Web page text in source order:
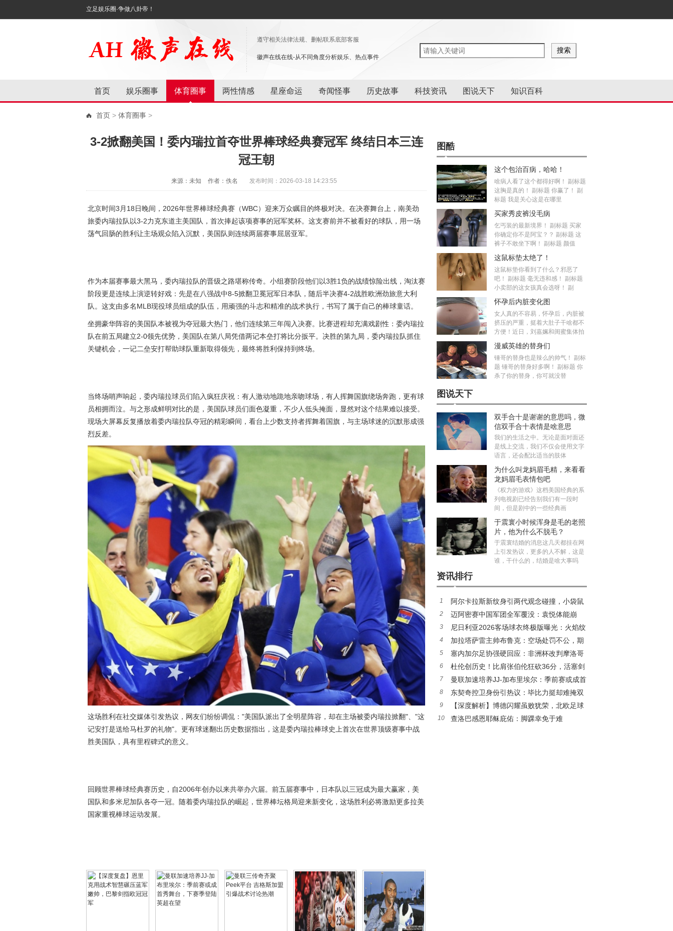
立足娱乐圈·争做八卦帝！
遵守相关法律法规、删帖联系底部客服
徽声在线在线-从不同角度分析娱乐、热点事件
首页 娱乐圈事 体育圈事 两性情感 星座命运 奇闻怪事 历史故事 科技资讯 图说天下 知识百科
首页 > 体育圈事 >
3-2掀翻美国！委内瑞拉首夺世界棒球经典赛冠军 终结日本三连
冠王朝
来源：未知 作者：佚名 发布时间：2026-03-18 14:23:55
北京时间3月18日晚间，2026年世界棒球经典赛（WBC）迎来万众瞩目的终极对决。在决赛舞台上，南美劲
旅委内瑞拉队以3-2力克东道主美国队，首次捧起该项赛事的冠军奖杯。这支赛前并不被看好的球队，用一场
荡气回肠的胜利让主场观众陷入沉默，美国队则连续两届赛事屈居亚军。
作为本届赛事最大黑马，委内瑞拉队的晋级之路堪称传奇。小组赛阶段他们以3胜1负的战绩惊险出线，淘汰赛
阶段更是连续上演逆转好戏：先是在八强战中8-5掀翻卫冕冠军日本队，随后半决赛4-2战胜欧洲劲旅意大利
队。这支由多名MLB现役球员组成的队伍，用顽强的斗志和精准的战术执行，书写了属于自己的棒球童话。
坐拥豪华阵容的美国队本被视为夺冠最大热门，他们连续第三年闯入决赛。比赛进程却充满戏剧性：委内瑞拉
队在前五局建立2-0领先优势，美国队在第八局凭借两记本垒打将比分扳平。决胜的第九局，委内瑞拉队抓住
关键机会，一记二垒安打帮助球队重新取得领先，最终将胜利保持到终场。
当终场哨声响起，委内瑞拉球员们陷入疯狂庆祝：有人激动地跪地亲吻球场，有人挥舞国旗绕场奔跑，更有球
员相拥而泣。与之形成鲜明对比的是，美国队球员们面色凝重，不少人低头掩面，显然对这个结果难以接受。
现场大屏幕反复播放着委内瑞拉队夺冠的精彩瞬间，看台上少数支持者挥舞着国旗，与主场球迷的沉默形成强
烈反差。
这场胜利在社交媒体引发热议，网友们纷纷调侃："美国队派出了全明星阵容，却在主场被委内瑞拉掀翻"、"这
记安打是送给马杜罗的礼物"。更有球迷翻出历史数据指出，这是委内瑞拉棒球史上首次在世界顶级赛事中战
胜美国队，具有里程碑式的意义。
回顾世界棒球经典赛历史，自2006年创办以来共举办六届。前五届赛事中，日本队以三冠成为最大赢家，美
国队和多米尼加队各夺一冠。随着委内瑞拉队的崛起，世界棒坛格局迎来新变化，这场胜利必将激励更多拉美
国家重视棒球运动发展。
图酷
这个包治百病，哈哈！
啥病人看了这个都得好啊！ 副标题
这胸是真的！ 副标题 你赢了！ 副
标题 我是关心这是在哪里
买家秀皮裤没毛病
乞丐装的最新境界！ 副标题 买家
你确定你不是阿宝？？ 副标题 这
裤子不敢坐下啊！ 副标题 颜值
这鼠标垫太绝了！
这鼠标垫你看到了什么？邪恶了
吧！ 副标题 毫无违和感！ 副标题
小卖部的这女孩真会选呀！ 副
怀孕后内脏变化图
女人真的不容易，怀孕后，内脏被
挤压的严重，挺着大肚子干啥都不
方便！近日，刘嘉姵和闺蜜集体拍
漫威英雄的替身们
锤哥的替身也是辣么的帅气！ 副标
题 锤哥的替身好多啊！ 副标题 你
杀了你的替身，你可就没替
图说天下
双手合十是谢谢的意思吗，微
信双手合十表情是啥意思
我们的生活之中。无论是面对面还
是线上交流，我们不仅会使用文字
语言，还会配比适当的肢体
为什么叫龙妈眉毛精，来看看
龙妈眉毛表情包吧
《权力的游戏》这档美国经典的系
列电视剧已经告别我们有一段时
间，但是剧中的一些经典画
于震寰小时候浑身是毛的老照
片，他为什么不脱毛？
于震寰结婚的消息这几天都挂在网
上引发热议，更多的人不解，这是
谁，干什么的，结婚是啥大事吗
资讯排行
1
阿尔卡拉斯新纹身引两代观念碰撞，小袋鼠
成荣耀新印记
2
迈阿密赛中国军团全军覆没：袁悦体能崩
盘，布云朝克特错失历史会师
3
尼日利亚2026客场球衣终极版曝光：火焰纹
路引爆收藏热潮
4
加拉塔萨雷主帅布鲁克：空场处罚不公，期
待安菲尔德创造奇迹
5
塞内加尔足协强硬回应：非洲杯改判摩洛哥
胜，此乃非洲足球之耻
6
杜伦创历史！比肩张伯伦狂砍36分，活塞剑
指50胜冲击东部霸主！
7
曼联加速培养JJ-加布里埃尔：季前赛或成首
秀舞台，下赛季登陆英超在望
8
东契奇控卫身份引热议：毕比力挺却难掩双
能卫本质？
9
【深度解析】博德闪耀虽败犹荣，北欧足球
新势力未来可期
10 查洛巴感恩耶稣庇佑：脚踝幸免于难